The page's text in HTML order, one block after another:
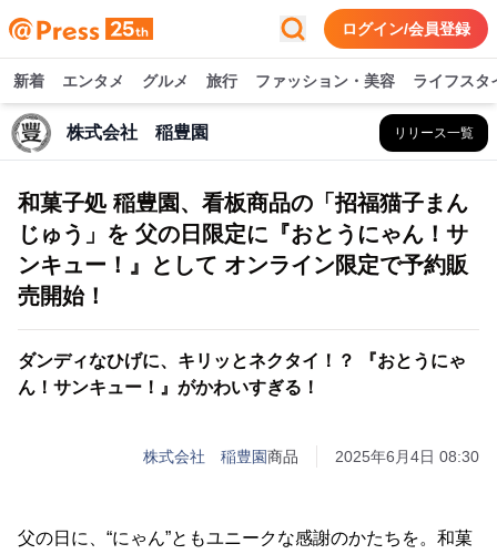
ログイン/会員登録
新着 エンタメ グルメ 旅行 ファッション・美容 ライフスタ
株式会社 稲豊園 リリース一覧
和菓子処 稲豊園、看板商品の「招福猫子まん
じゅう」を 父の日限定に『おとうにゃん！サ
ンキュー！』として オンライン限定で予約販
売開始！
ダンディなひげに、キリッとネクタイ！？ 『おとうにゃ
ん！サンキュー！』がかわいすぎる！
株式会社 稲豊園商品 2025年6月4日 08:30
父の日に、“にゃん”ともユニークな感謝のかたちを。和菓